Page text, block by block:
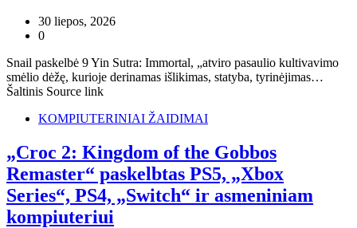
30 liepos, 2026
0
Snail paskelbė 9 Yin Sutra: Immortal, „atviro pasaulio kultivavimo
smėlio dėžę, kurioje derinamas išlikimas, statyba, tyrinėjimas…
Šaltinis Source link
KOMPIUTERINIAI ŽAIDIMAI
„Croc 2: Kingdom of the Gobbos
Remaster“ paskelbtas PS5, „Xbox
Series“, PS4, „Switch“ ir asmeniniam
kompiuteriui